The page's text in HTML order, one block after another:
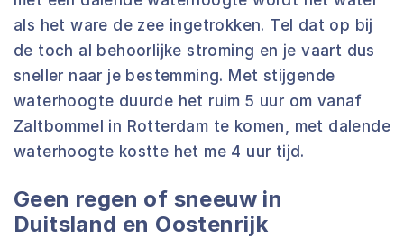
als het ware de zee ingetrokken. Tel dat op bij
de toch al behoorlijke stroming en je vaart dus
sneller naar je bestemming. Met stijgende
waterhoogte duurde het ruim 5 uur om vanaf
Zaltbommel in Rotterdam te komen, met dalende
waterhoogte kostte het me 4 uur tijd.
Geen regen of sneeuw in
Duitsland en Oostenrijk